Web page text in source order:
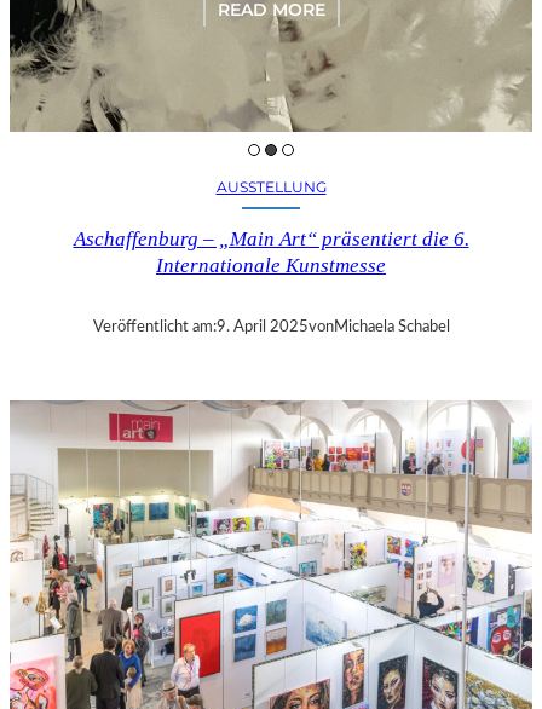
READ MORE
AUSSTELLUNG
Aschaffenburg – „Main Art“ präsentiert die 6.
Internationale Kunstmesse
Veröffentlicht am:9. April 2025vonMichaela Schabel